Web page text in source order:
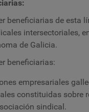
beneficiarias de esta
intersectoriales,
de Galicia.
beneficiarias:
empresariales
constituidas sobre
sindical.